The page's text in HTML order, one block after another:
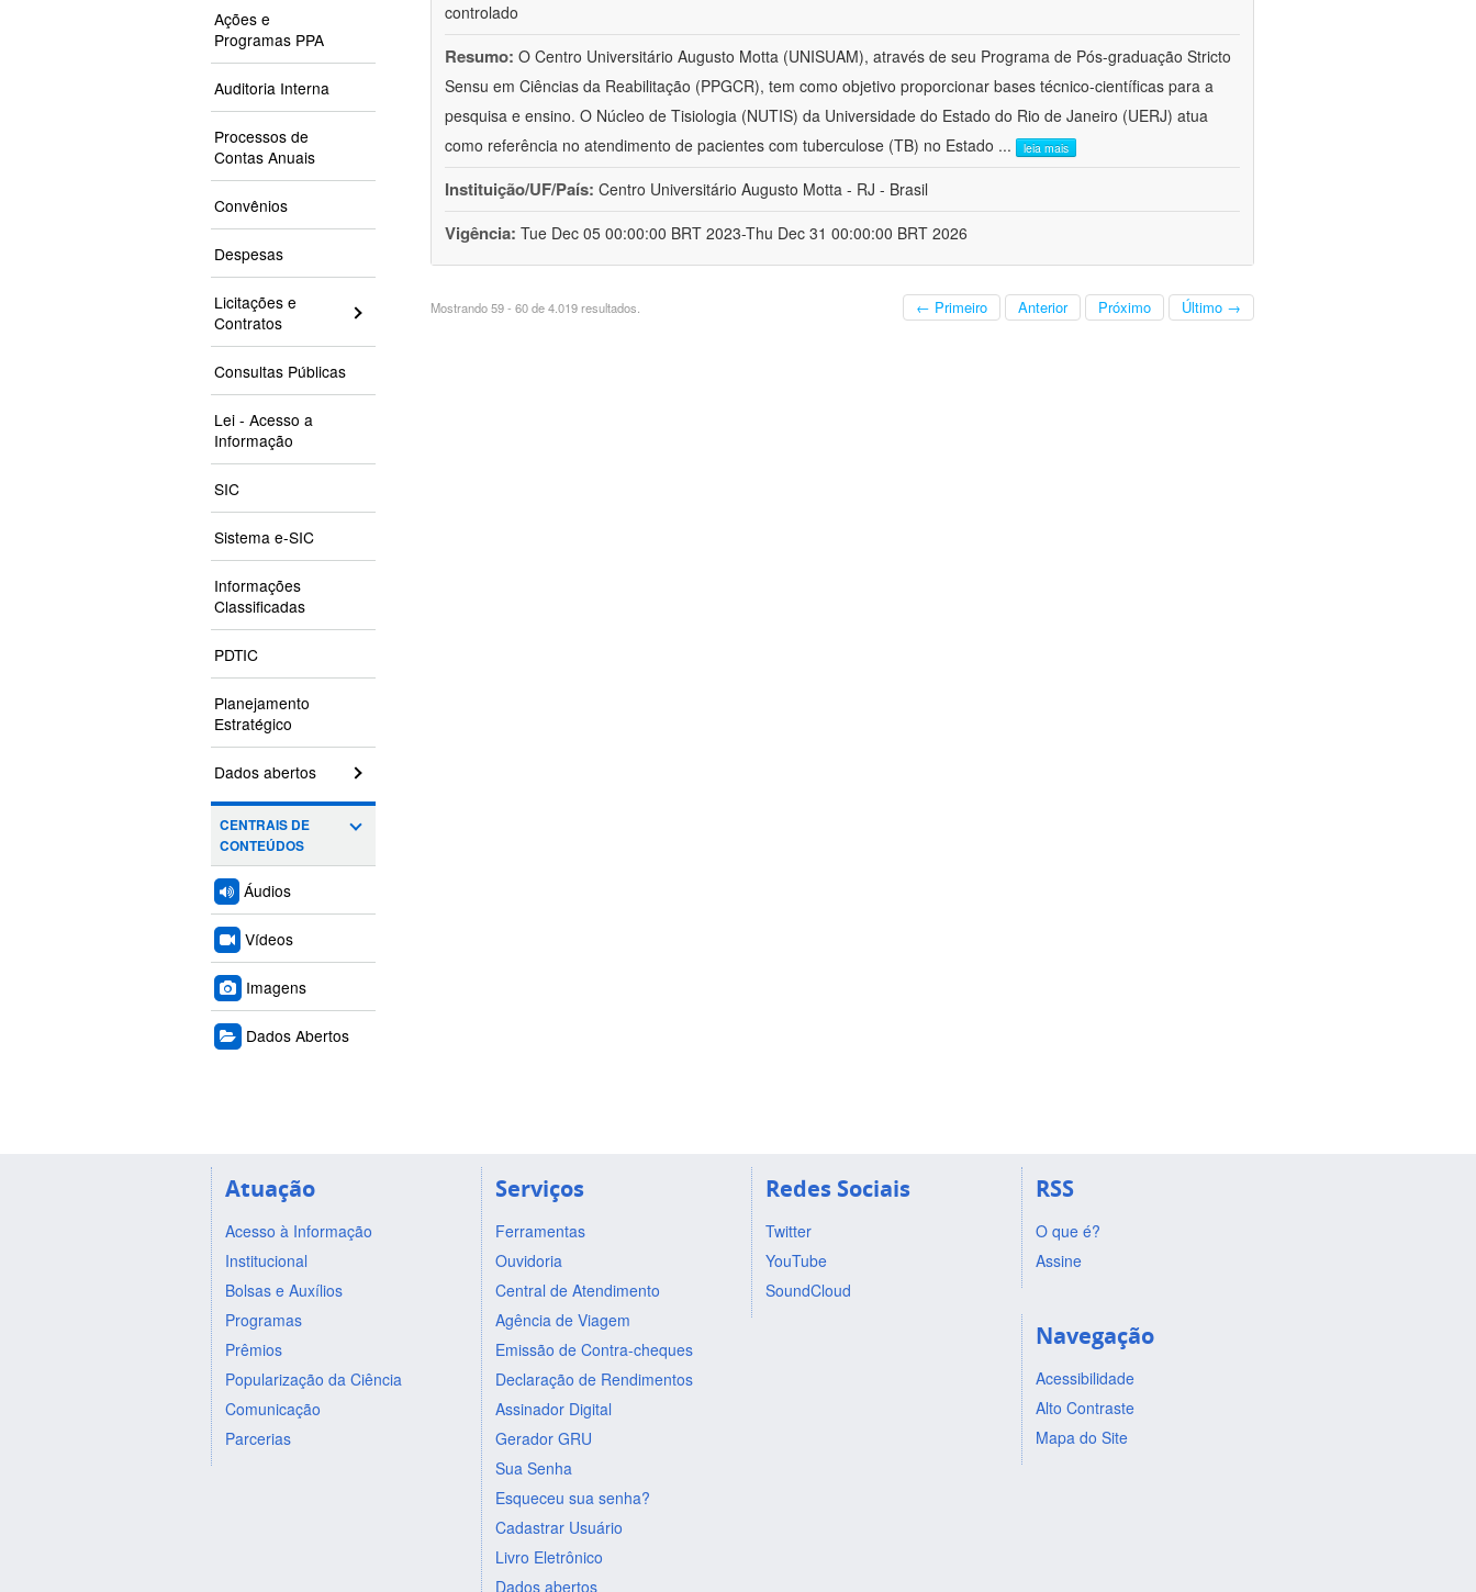
Ações e
Programas PPA
Auditoria Interna
Processos de
Contas Anuais
Convênios
Despesas
Licitações e
Contratos
Consultas Públicas
Lei - Acesso a
Informação
SIC
Sistema e-SIC
Informações
Classificadas
PDTIC
Planejamento
Estratégico
Dados abertos
CENTRAIS DE
CONTEÚDOS
Áudios
Vídeos
Imagens
Dados Abertos
controlado
Resumo: O Centro Universitário Augusto Motta (UNISUAM), através de seu Programa de Pós-graduação Stricto
Sensu em Ciências da Reabilitação (PPGCR), tem como objetivo proporcionar bases técnico-científicas para a
pesquisa e ensino. O Núcleo de Tisiologia (NUTIS) da Universidade do Estado do Rio de Janeiro (UERJ) atua
como referência no atendimento de pacientes com tuberculose (TB) no Estado ... leia mais
Instituição/UF/País: Centro Universitário Augusto Motta - RJ - Brasil
Vigência: Tue Dec 05 00:00:00 BRT 2023-Thu Dec 31 00:00:00 BRT 2026
Mostrando 59 - 60 de 4.019 resultados. ← Primeiro Anterior Próximo Último →
Atuação
Acesso à Informação
Institucional
Bolsas e Auxílios
Programas
Prêmios
Popularização da Ciência
Comunicação
Parcerias
Serviços
Ferramentas
Ouvidoria
Central de Atendimento
Agência de Viagem
Emissão de Contra-cheques
Declaração de Rendimentos
Assinador Digital
Gerador GRU
Sua Senha
Esqueceu sua senha?
Cadastrar Usuário
Livro Eletrônico
Dados abertos
Redes Sociais
Twitter
YouTube
SoundCloud
RSS
O que é?
Assine
Navegação
Acessibilidade
Alto Contraste
Mapa do Site